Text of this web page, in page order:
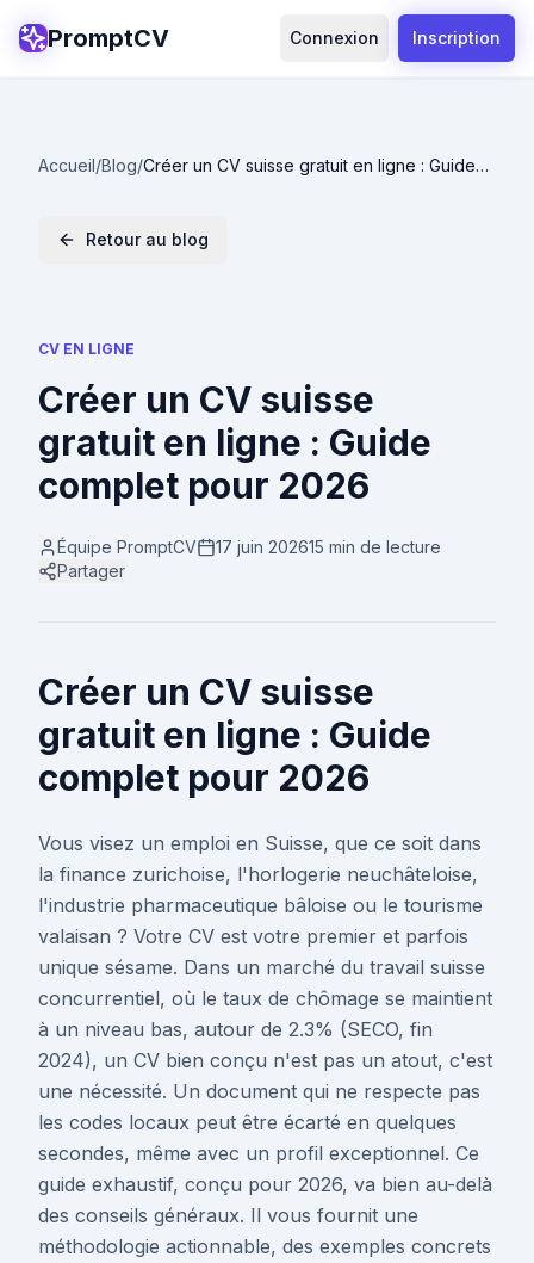
PromptCV Connexion Inscription
Accueil/Blog/Créer un CV suisse gratuit en ligne : Guide
Retour au blog
CV EN LIGNE
Créer un CV suisse
gratuit en ligne : Guide
complet pour 2026
Équipe PromptCV 17 juin 202615 min de lecture
Partager
Créer un CV suisse
gratuit en ligne : Guide
complet pour 2026
Vous visez un emploi en Suisse, que ce soit dans
la finance zurichoise, l'horlogerie neuchâteloise,
l'industrie pharmaceutique bâloise ou le tourisme
valaisan ? Votre CV est votre premier et parfois
unique sésame. Dans un marché du travail suisse
concurrentiel, où le taux de chômage se maintient
à un niveau bas, autour de 2.3% (SECO, fin
2024), un CV bien conçu n'est pas un atout, c'est
une nécessité. Un document qui ne respecte pas
les codes locaux peut être écarté en quelques
secondes, même avec un profil exceptionnel. Ce
guide exhaustif, conçu pour 2026, va bien au-delà
des conseils généraux. Il vous fournit une
méthodologie actionnable, des exemples concrets